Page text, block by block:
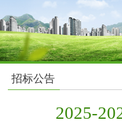
招标公告
2025-